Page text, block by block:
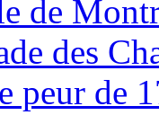
de
des
peur de